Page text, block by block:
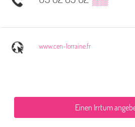
www.cen-lorraine.fr
Einen Irrtum